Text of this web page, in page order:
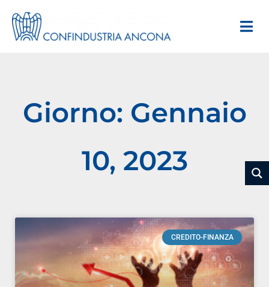
Giorno: Gennaio
10, 2023
CREDITO-FINANZA